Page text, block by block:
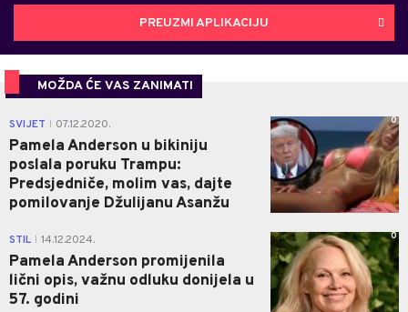
PREUZMI APLIKACIJU
MOŽDA ĆE VAS ZANIMATI
SVIJET 07.12.2020.
Pamela Anderson u bikiniju
poslala poruku Trampu:
Predsjedniče, molim vas, dajte
pomilovanje Džulijanu Asanžu
0
STIL 14.12.2024.
Pamela Anderson promijenila
lični opis, važnu odluku donijela u
57. godini
0